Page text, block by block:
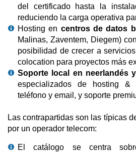
del certificado hasta la
reduciendo la carga operativa
Hosting en centros de datos
Malinas, Zaventem, Diegem)
posibilidad de crecer a
colocation para proyectos más
Soporte local en neerlandés
especializados de hosting &
teléfono y email, y soporte
Las contrapartidas son las típicas
por un operador telecom:
El catálogo se centra